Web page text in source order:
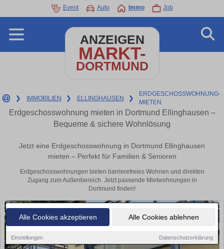
Alle Cookies akzeptieren Alle Cookies ablehnen
Einstellungen Datenschutzerklärung
Event Auto Immo Job
ANZEIGEN
MARKT-
DORTMUND
❯ IMMOBILIEN ❯ ELLINGHAUSEN ❯
ERDGESCHOSSWOHNUNG-
MIETEN
Erdgeschosswohnung mieten in Dortmund Ellinghausen –
Bequeme & sichere Wohnlösung
Jetzt eine Erdgeschosswohnung in Dortmund Ellinghausen
mieten – Perfekt für Familien & Senioren
Erdgeschosswohnungen bieten barrierefreies Wohnen und direkten
Zugang zum Außenbereich. Jetzt passende Mietwohnungen in
Dortmund finden!